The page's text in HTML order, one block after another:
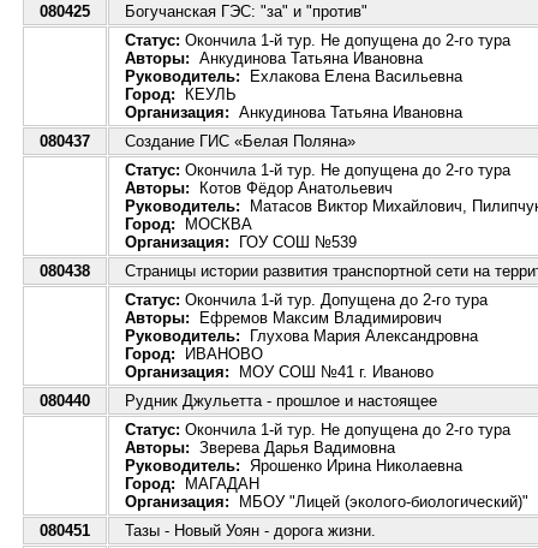
080425
Богучанская ГЭС: "за" и "против"
Статус: Окончила 1-й тур. Не допущена до 2-го тура
Авторы: Анкудинова Татьяна Ивановна
Руководитель: Ехлакова Елена Васильевна
Город: КЕУЛЬ
Организация: Анкудинова Татьяна Ивановна
080437
Cоздание ГИС «Белая Поляна»
Статус: Окончила 1-й тур. Не допущена до 2-го тура
Авторы: Котов Фёдор Анатольевич
Руководитель: Матасов Виктор Михайлович,
Город: МОСКВА
Организация: ГОУ СОШ №539
080438
Страницы истории развития транспортной сети на
Статус: Окончила 1-й тур. Допущена до 2-го тура
Авторы: Ефремов Максим Владимирович
Руководитель: Глухова Мария Александровна
Город: ИВАНОВО
Организация: МОУ СОШ №41 г. Иваново
080440
Рудник Джульетта - прошлое и настоящее
Статус: Окончила 1-й тур. Не допущена до 2-го тура
Авторы: Зверева Дарья Вадимовна
Руководитель: Ярошенко Ирина Николаевна
Город: МАГАДАН
Организация: МБОУ "Лицей (эколого-биологический)"
080451
Тазы - Новый Уоян - дорога жизни.